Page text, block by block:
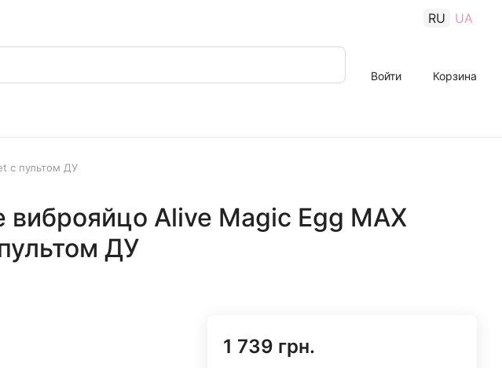
RU UA
Войти Корзина
с пультом ДУ
Alive Magic Egg MAX
ДУ
1 739 грн.